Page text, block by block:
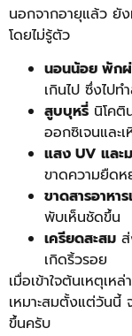
นอกจากอายุแล้ว ยั
โดยไม่รู้ตัว
นอนน้อย พัก
เกินไป ซึ่งไปท
สูบบุหรี่ นิโคติ
ออกซิเจนและ
แสง UV และ
ขาดความยืดห
ขาดสารอาหา
พับเห็นชัดขึ้น
เครียดสะสม
เกิดริ้วรอย
เมื่อเข้าใจต้นเหตุเ
เหมาะสมตั้งแต่วันนี้
ขึ้นครับ